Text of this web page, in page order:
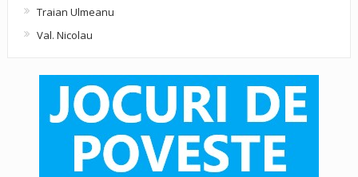
Traian Ulmeanu
Val. Nicolau